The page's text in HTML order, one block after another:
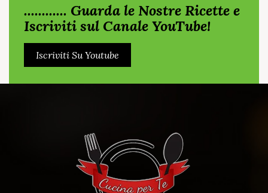
............ Guarda le Nostre Ricette e
Iscriviti sul Canale YouTube!
Iscriviti Su Youtube